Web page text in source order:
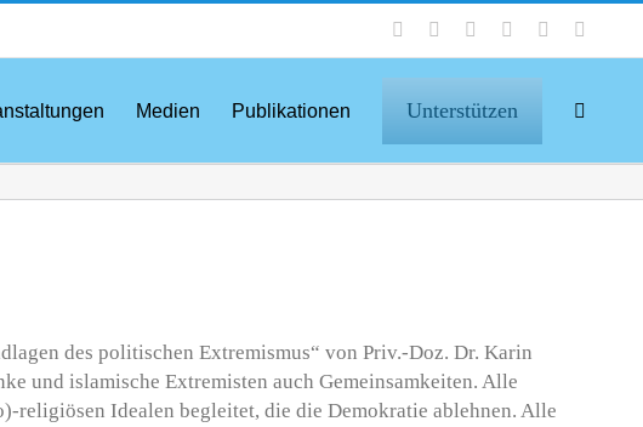
FacebookInstagramLinkedIn YouTube
Medien Publikationen Unterstützen
des politischen Extremismus“ von Priv.-Doz. Dr. Karin
und islamische Extremisten auch Gemeinsamkeiten. Alle
religiösen Idealen begleitet, die die Demokratie ablehnen. Alle